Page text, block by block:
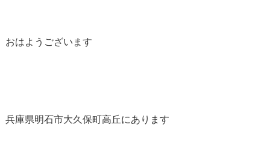
おはようございます
兵庫県明石市大久保町高丘にあります